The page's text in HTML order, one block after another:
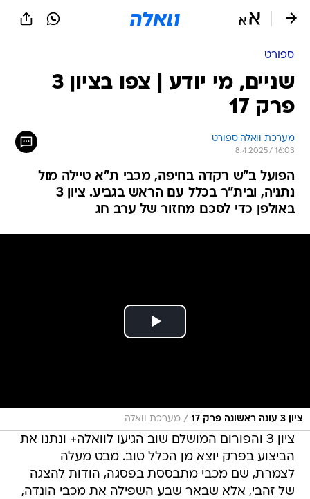
ספורט
שניים, מי יודע | צפו בציון 3
פרק 17
מערכת וואלה ספורט
8.4.2025 / 16:03
הפועל ב"ש רקדה בחיפה, מכבי ת"א טיילה מול
נתניה, ובית"ר בכלל עם הראש בגביע. ציון 3
באולפן כדי לסכם מחזור של ערב חג
ציון 3 עונה ראשונה פרק 17 / מערכת וואלה
ציון 3 והפורום המושלם שוב הגיעו לוואלה+ ונתנו את
הביצוע בפרק יוצא מן הכלל טוב. מבט מעלה
לצמרת, שם מכבי מתבססת בפסגה, הודות להצגה
של זהבי, אלא שבאר שבע השפילה את מכבי הונדה,